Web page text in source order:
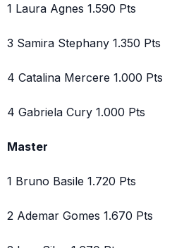
1 Laura Agnes 1.590 Pts
3 Samira Stephany 1.350 Pts
4 Catalina Mercere 1.000 Pts
4 Gabriela Cury 1.000 Pts
Master
1 Bruno Basile 1.720 Pts
2 Ademar Gomes 1.670 Pts